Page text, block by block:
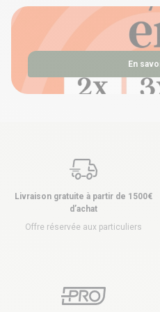
En
Livraison gratuite à partir de 1500€
d’achat
Offre réservée aux particuliers